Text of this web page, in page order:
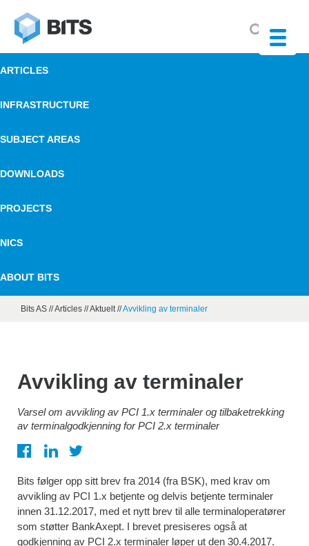
ARTICLES
INFRASTRUCTURE
SUBJECT AREAS
DOWNLOADS
PROJECTS
NICS
ABOUT BITS
Bits AS //Articles //Aktuelt//Avvikling av terminaler
Avvikling av terminaler
Varsel om avvikling av PCI 1.x terminaler og tilbaketrekking
av terminalgodkjenning for PCI 2.x terminaler
Bits følger opp sitt brev fra 2014 (fra BSK), med krav om
avvikling av PCI 1.x betjente og delvis betjente terminaler
innen 31.12.2017, med et nytt brev til alle terminaloperatører
som støtter BankAxept. I brevet presiseres også at
godkjenning av PCI 2.x terminaler løper ut den 30.4.2017.